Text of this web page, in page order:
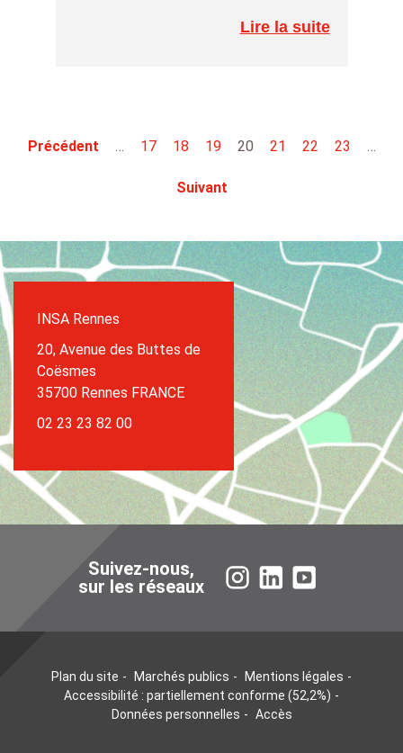
Lire la suite
Précédent … 17 18 19 20 21 22 23 …
Suivant
INSA Rennes
20, Avenue des Buttes de
Coësmes
35700 Rennes FRANCE
02 23 23 82 00
Suivez-nous,
sur les réseaux
InstagramLinkedIn
Plan du site Marchés publics
Mentions légales
Accessibilité : partiellement conforme (52,2%)
Données personnelles
Accès